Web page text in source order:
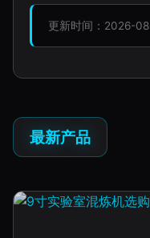
更新时间：2026-
最新产品